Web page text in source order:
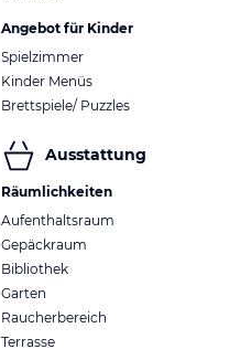
Angebot für Kinder
Spielzimmer
Kinder Menüs
Brettspiele/ Puzzles
Ausstattung
Räumlichkeiten
Aufenthaltsraum
Gepäckraum
Bibliothek
Garten
Raucherbereich
Terrasse